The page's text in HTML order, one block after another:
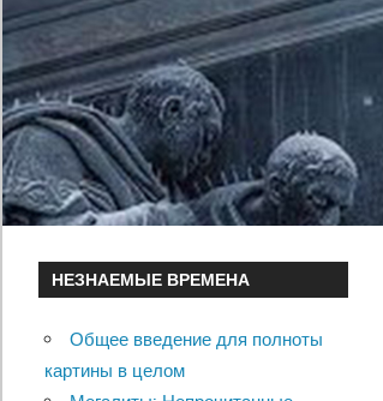
НЕЗНАЕМЫЕ ВРЕМЕНА
Общее введение для полноты
картины в целом